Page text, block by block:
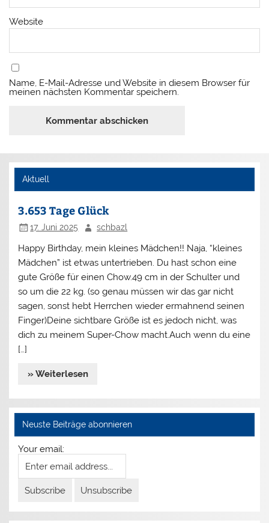
Website
Name, E-Mail-Adresse und Website in diesem Browser für
meinen nächsten Kommentar speichern.
Aktuell
3.653 Tage Glück
17. Juni 2025 schbazl
Happy Birthday, mein kleines Mädchen!! Naja, “kleines
Mädchen” ist etwas untertrieben. Du hast schon eine
gute Größe für einen Chow.49 cm in der Schulter und
so um die 22 kg. (so genau müssen wir das gar nicht
sagen, sonst hebt Herrchen wieder ermahnend seinen
Finger)Deine sichtbare Größe ist es jedoch nicht, was
dich zu meinem Super-Chow macht.Auch wenn du eine
[…]
» Weiterlesen
Neuste Beiträge abonnieren
Your email: